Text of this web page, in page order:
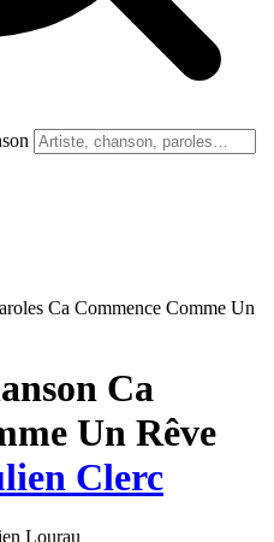
Ca Commence Comme Un
Ca
Un Rêve
Clerc
Lourau